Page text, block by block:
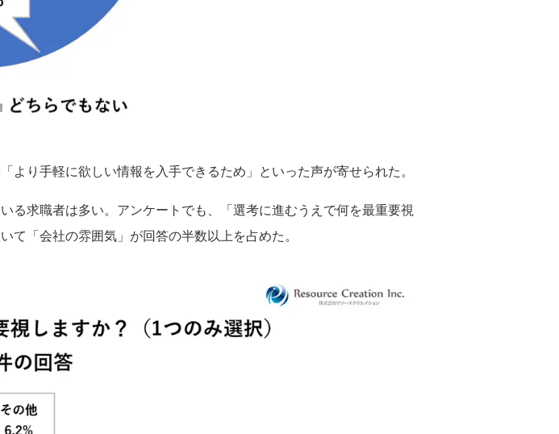
り手軽に欲しい情報を入手できるため」といった声が寄せられた。
求職者は多い。アンケートでも、「選考に進むうえで何を最重要視
「会社の雰囲気」が回答の半数以上を占めた。